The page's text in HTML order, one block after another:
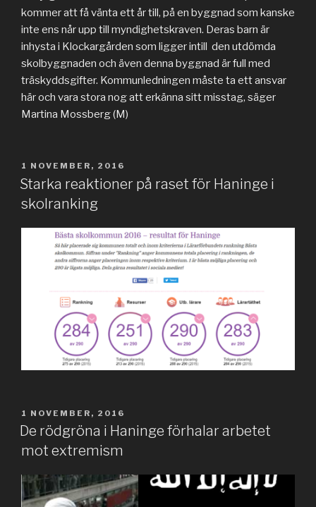
kommer att få vänta ett år till, på en byggnad som kanske
inte ens når upp till myndighetskraven. Deras barn är
inhysta i Klockargården som ligger intill den utdömda
skolbyggnaden och även denna byggnad är full med
träskyddsgifter. Kommunledningen måste ta ett ansvar
här och vara stora nog att erkänna sitt misstag, säger
Martina Mossberg (M)
PUBLICERAT
1 NOVEMBER, 2016
Starka reaktioner på raset för Haninge i
skolranking
PUBLICERAT
1 NOVEMBER, 2016
De rödgröna i Haninge förhalar arbetet
mot extremism